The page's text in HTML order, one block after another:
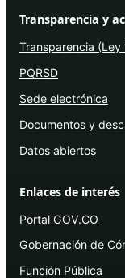
Transparencia y
Transparencia (Ley
PQRSD
Sede electrónica
Documentos y
Datos abiertos
Enlaces de interés
Portal GOV.CO
Gobernación de
Función Pública